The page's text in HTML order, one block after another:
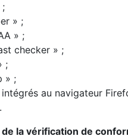
;
» ;
» ;
checker » ;
;
» ;
au navigateur
de la vérification de